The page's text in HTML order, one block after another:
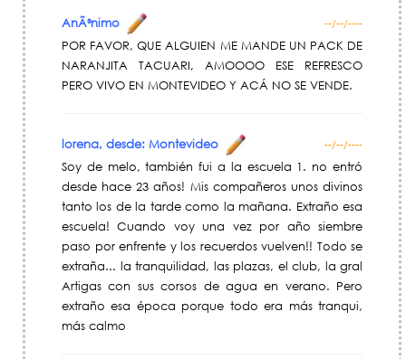
AnÃ³nimo --/--/----
POR FAVOR, QUE ALGUIEN ME MANDE UN PACK DE
NARANJITA TACUARI, AMOOOO ESE REFRESCO
PERO VIVO EN MONTEVIDEO Y ACÁ NO SE VENDE.
lorena, desde: Montevideo --/--/----
Soy de melo, también fui a la escuela 1. no entró
desde hace 23 años! Mis compañeros unos divinos
tanto los de la tarde como la mañana. Extraño esa
escuela! Cuando voy una vez por año siembre
paso por enfrente y los recuerdos vuelven!! Todo se
extraña... la tranquilidad, las plazas, el club, la gral
Artigas con sus corsos de agua en verano. Pero
extraño esa época porque todo era más tranqui,
más calmo